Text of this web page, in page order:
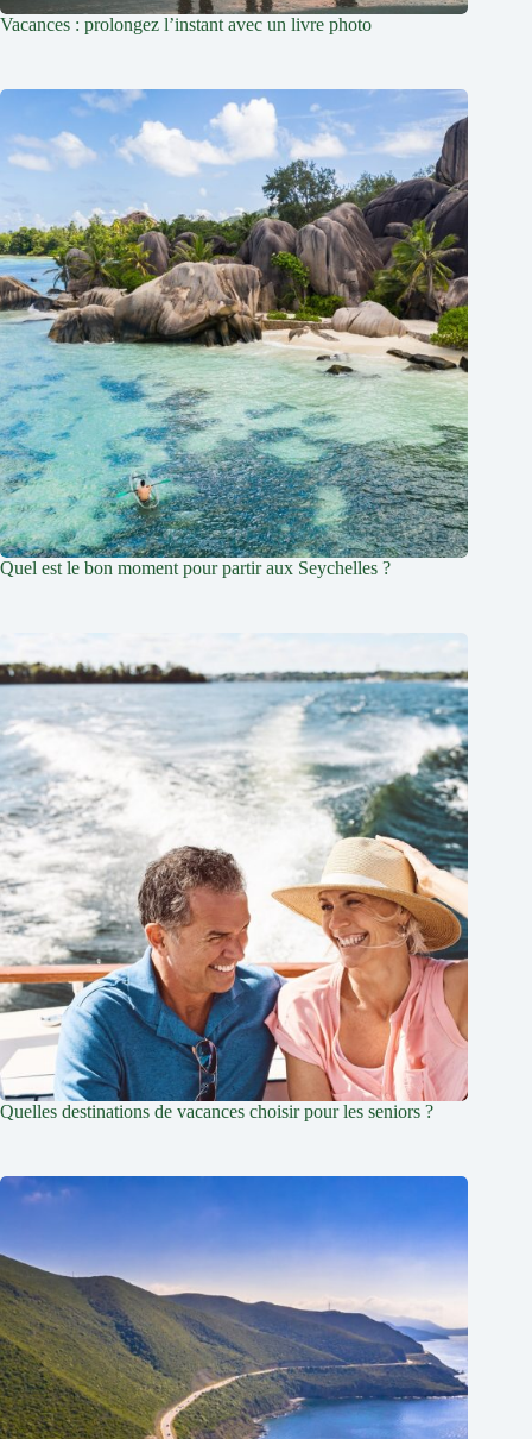
Vacances : prolongez l’instant avec un livre photo
Quel est le bon moment pour partir aux Seychelles ?
Quelles destinations de vacances choisir pour les seniors ?